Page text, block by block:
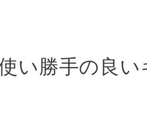
い勝手の良い